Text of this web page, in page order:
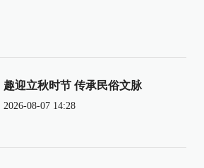
趣迎立秋时节 传承民俗文脉
2026-08-07 14:28